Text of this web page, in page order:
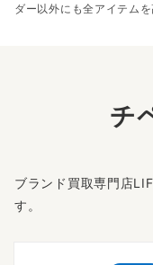
ダー以外にも全アイテムを
チ
ブランド買取専門店
す。